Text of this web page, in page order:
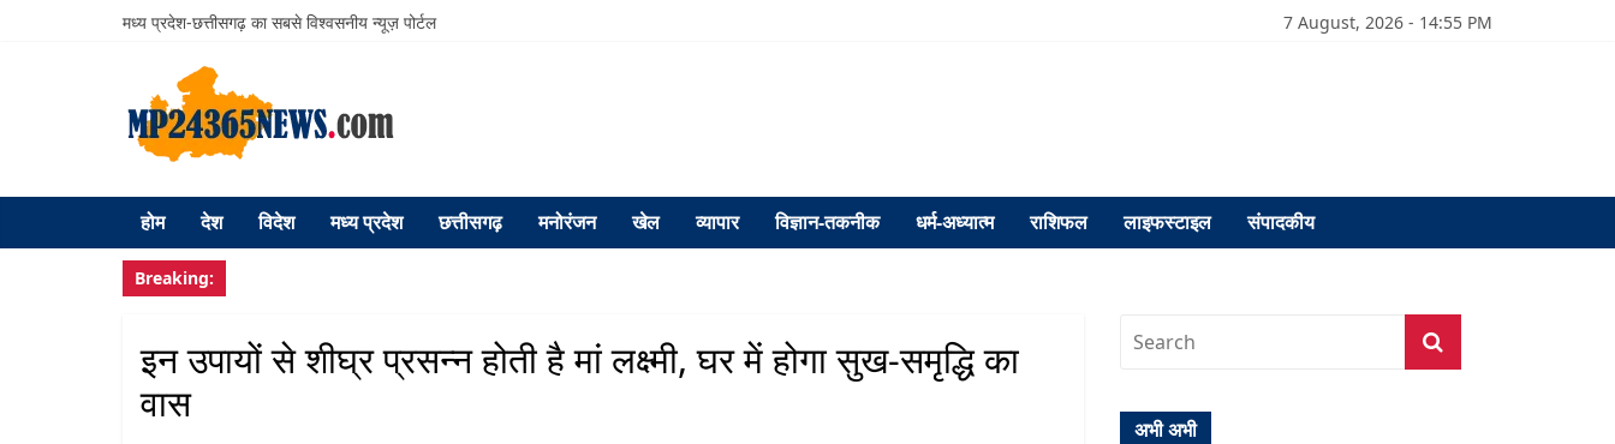
मध्य प्रदेश-छत्तीसगढ़ का सबसे विश्वसनीय न्यूज़ पोर्टल 7 August, 2026 - 14:55 PM
होम देश विदेश मध्य प्रदेश छत्तीसगढ़ मनोरंजन खेल व्यापार विज्ञान-तकनीक धर्म-अध्यात्म राशिफल लाइफस्टाइल संपादकीय
Breaking:
इन उपायों से शीघ्र प्रसन्न होती है मां लक्ष्मी, घर में होगा सुख-समृद्धि का
वास
अभी अभी